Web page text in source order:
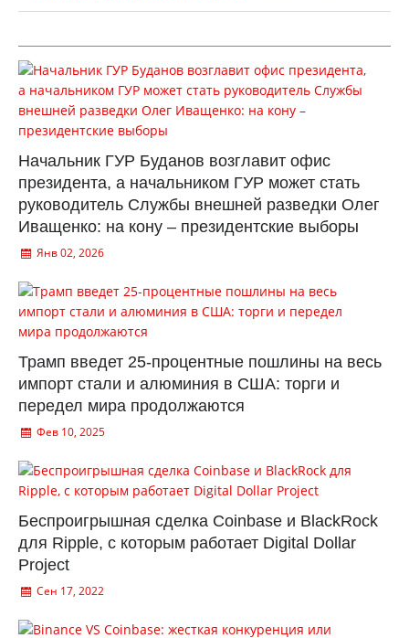
Начальник ГУР Буданов возглавит офис
президента, а начальником ГУР может стать
руководитель Службы внешней разведки Олег
Иващенко: на кону – президентские выборы
Янв 02, 2026
Трамп введет 25-процентные пошлины на весь
импорт стали и алюминия в США: торги и
передел мира продолжаются
Фев 10, 2025
Беспроигрышная сделка Coinbase и BlackRock
для Ripple, с которым работает Digital Dollar
Project
Сен 17, 2022